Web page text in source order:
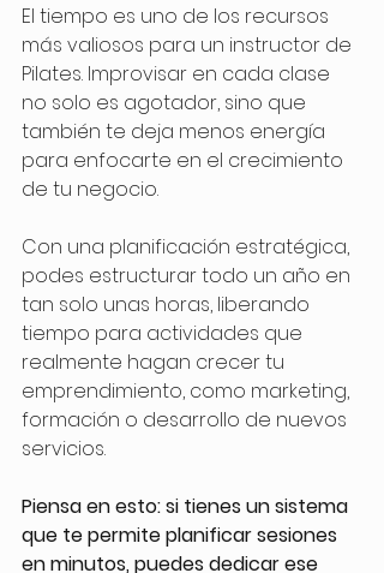
El tiempo es uno de los recursos
más valiosos para un instructor de
Pilates. Improvisar en cada clase
no solo es agotador, sino que
también te deja menos energía
para enfocarte en el crecimiento
de tu negocio.
Con una planificación estratégica,
podes estructurar todo un año en
tan solo unas horas, liberando
tiempo para actividades que
realmente hagan crecer tu
emprendimiento, como marketing,
formación o desarrollo de nuevos
servicios.
Piensa en esto: si tienes un sistema
que te permite planificar sesiones
en minutos, puedes dedicar ese